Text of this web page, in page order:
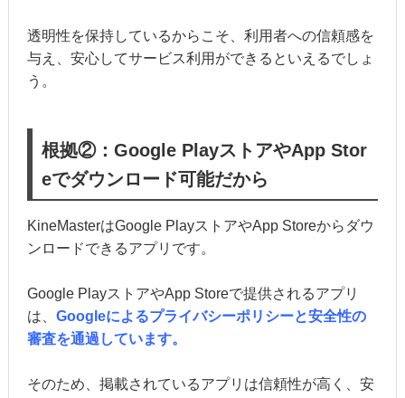
透明性を保持しているからこそ、利用者への信頼感を
与え、安心してサービス利用ができるといえるでしょ
う。
根拠②：Google PlayストアやApp Stor
eでダウンロード可能だから
KineMasterはGoogle PlayストアやApp Storeからダウ
ンロードできるアプリです。
Google PlayストアやApp Storeで提供されるアプリ
は、 Googleによるプライバシーポリシーと安全性の
審査を通過しています。
そのため、掲載されているアプリは信頼性が高く、安